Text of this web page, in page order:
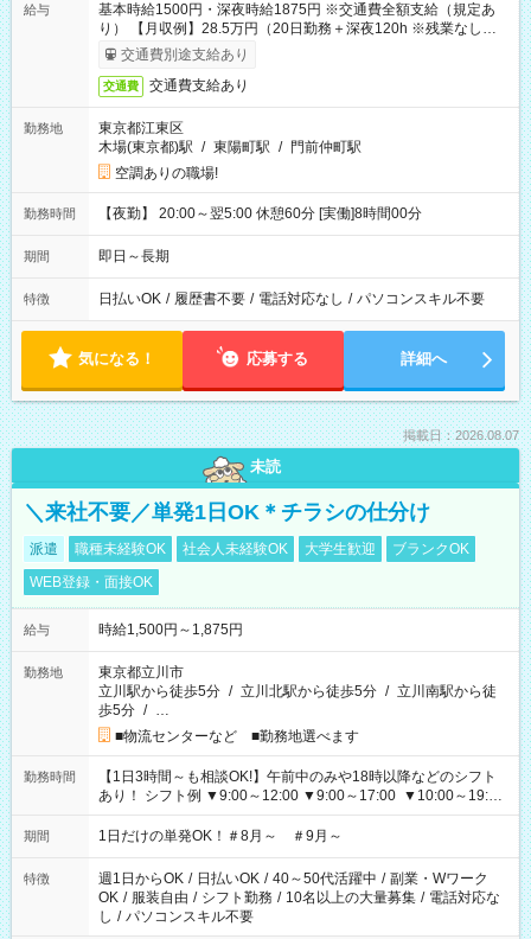
給与
基本時給1500円・深夜時給1875円 ※交通費全額支給（規定あ
り） 【月収例】28.5万円（20日勤務＋深夜120h ※残業なしの場
合）交通費別途支給あり
交通費 交通費支給あり
勤務地
東京都江東区
木場(東京都)駅 / 東陽町駅 / 門前仲町駅
空調ありの職場!
勤務時間 【夜勤】 20:00～翌5:00 休憩60分 [実働]8時間00分
期間 即日～長期
特徴 日払いOK / 履歴書不要 / 電話対応なし / パソコンスキル不要
気になる！ 応募する 詳細へ
掲載日：2026.08.07
未読
＼来社不要／単発1日OK＊チラシの仕分け
派遣 職種未経験OK 社会人未経験OK 大学生歓迎
ブランクOK
WEB登録・面接OK
給与 時給1,500円～1,875円
勤務地
東京都立川市
立川駅から徒歩5分 / 立川北駅から徒歩5分 / 立川南駅から徒
歩5分 / …
■物流センターなど ■勤務地選べます
勤務時間
【1日3時間～も相談OK!】午前中のみや18時以降などのシフト
あり！ シフト例 ▼9:00～12:00 ▼9:00～17:00 ▼10:00～19:00
▼18:00～21:00
期間 1日だけの単発OK！＃8月～ ＃9月～
特徴 週1日からOK / 日払いOK / 40～50代活躍中 / 副業・Wワーク
OK / 服装自由 / シフト勤務 / 10名以上の大量募集 / 電話対応な
し / パソコンスキル不要